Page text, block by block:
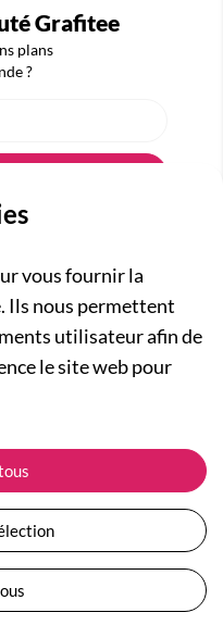
Grafitee
plans
?
vous fournir la
Ils nous permettent
utilisateur afin de
le site web pour